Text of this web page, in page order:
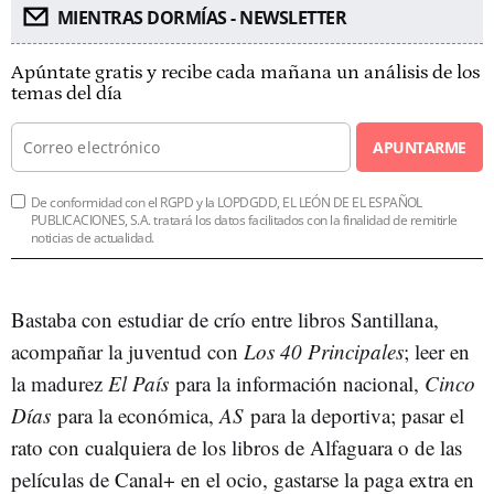
MIENTRAS DORMÍAS - NEWSLETTER
Apúntate gratis y recibe cada mañana un análisis de los
temas del día
APUNTARME
De conformidad con el RGPD y la LOPDGDD, EL LEÓN DE EL ESPAÑOL
PUBLICACIONES, S.A. tratará los datos facilitados con la finalidad de remitirle
noticias de actualidad.
Bastaba con estudiar de crío entre libros Santillana,
acompañar la juventud con Los 40 Principales; leer en
la madurez El País para la información nacional, Cinco
Días para la económica,AS para la deportiva; pasar el
rato con cualquiera de los libros de Alfaguara o de las
películas de Canal+ en el ocio, gastarse la paga extra en